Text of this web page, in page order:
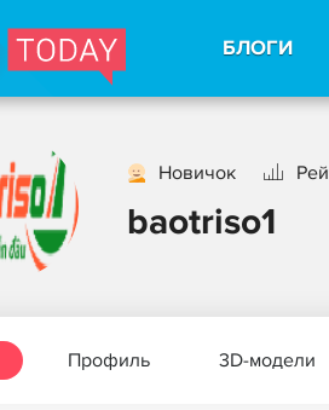
БЛОГИ
Новичок
baotriso1
Профиль 3D-модели